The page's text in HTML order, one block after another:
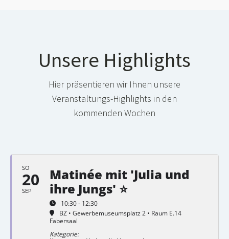
Unsere Highlights
Hier präsentieren wir Ihnen unsere
Veranstaltungs-Highlights in den
kommenden Wochen
SO
20
SEP
Matinée mit 'Julia und
ihre Jungs' ⭐
10:30 - 12:30
BZ • Gewerbemuseumsplatz 2 • Raum E.14
Fabersaal
Kategorie: